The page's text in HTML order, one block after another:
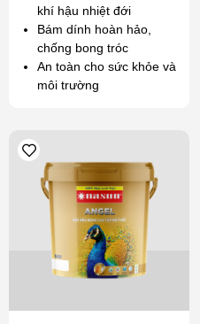
khí hậu nhiệt đới
Bám dính hoàn hảo,
chống bong tróc
An toàn cho sức khỏe và
môi trường